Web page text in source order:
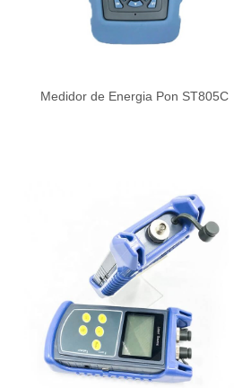
Medidor de Energia Pon ST805C